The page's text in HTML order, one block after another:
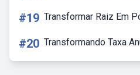
#19 Transformar Raiz Em
#20 Transformando Taxa